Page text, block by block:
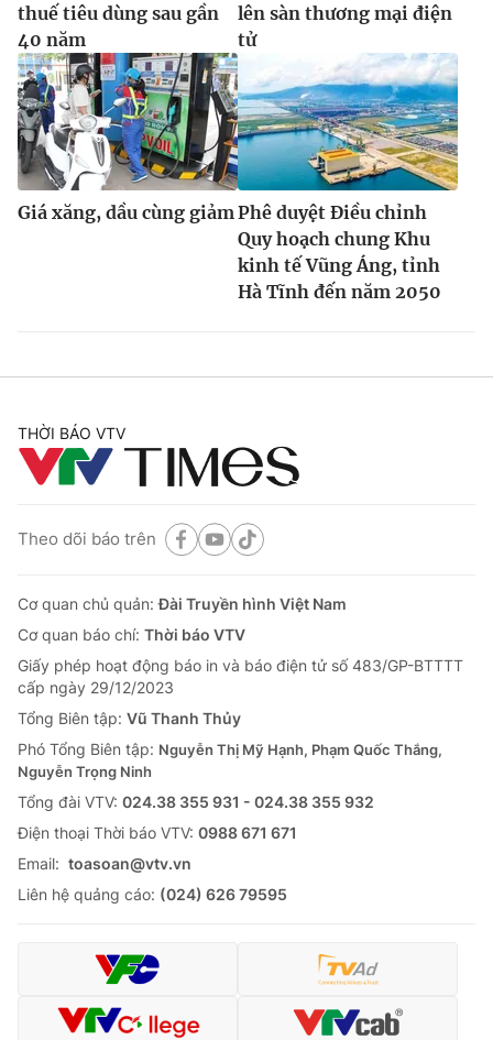
thuế tiêu dùng sau gần
40 năm
lên sàn thương mại điện
tử
Giá xăng, dầu cùng giảm Phê duyệt Điều chỉnh
Quy hoạch chung Khu
kinh tế Vũng Áng, tỉnh
Hà Tĩnh đến năm 2050
THỜI BÁO VTV
Theo dõi báo trên
Cơ quan chủ quản:Đài Truyền hình Việt Nam
Cơ quan báo chí: Thời báo VTV
Giấy phép hoạt động báo in và báo điện tử số 483/GP-BTTTT
cấp ngày 29/12/2023
Tổng Biên tập: Vũ Thanh Thủy
Phó Tổng Biên tập: Nguyễn Thị Mỹ Hạnh, Phạm Quốc Thắng,
Nguyễn Trọng Ninh
Tổng đài VTV: 024.38 355 931 - 024.38 355 932
Ðiện thoại Thời báo VTV: 0988 671 671
Email: toasoan@vtv.vn
Liên hệ quảng cáo: (024) 626 79595